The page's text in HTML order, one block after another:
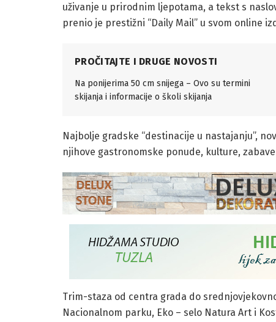
uživanje u prirodnim ljepotama, a tekst s
prenio je prestižni “Daily Mail” u svom online
PROČITAJTE I DRUGE NOVOSTI
Na ponijerima 50 cm snijega – Ovo su termini
skijanja i informacije o školi skijanja
Najbolje gradske “destinacije u nastajanju”,
njihove gastronomske ponude, kulture,
Trim-staza od centra grada do
Nacionalnom parku, Eko – selo Natura Art i